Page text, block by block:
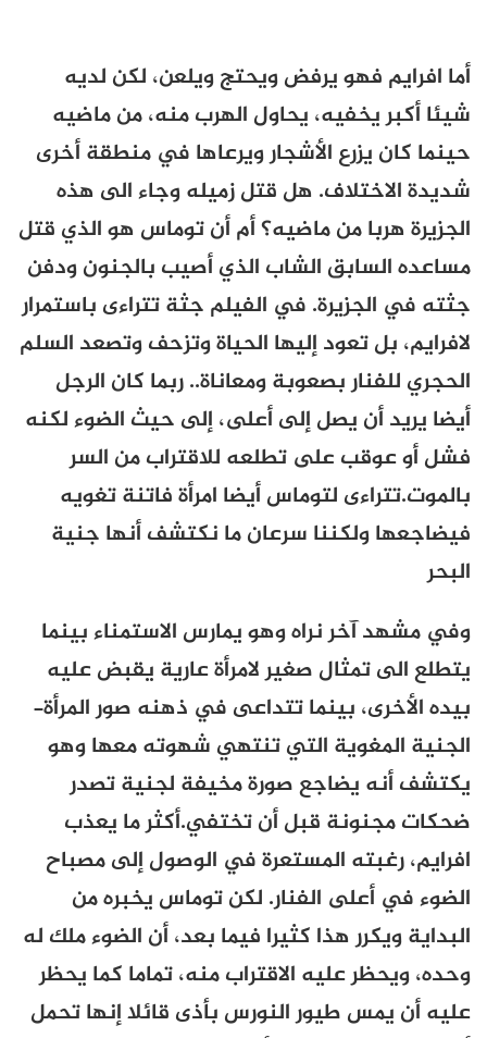
أما افرايم فهو يرفض ويحتج ويلعن، لكن لديه
شيئا أكبر يخفيه، يحاول الهرب منه، من ماضيه
حينما كان يزرع الأشجار ويرعاها في منطقة أخرى
شديدة الاختلاف. هل قتل زميله وجاء الى هذه
الجزيرة هربا من ماضيه؟ أم أن توماس هو الذي قتل
مساعده السابق الشاب الذي أصيب بالجنون ودفن
جثته في الجزيرة. في الفيلم جثة تتراءى باستمرار
لافرايم، بل تعود إليها الحياة وتزحف وتصعد السلم
الحجري للفنار بصعوبة ومعاناة.. ربما كان الرجل
أيضا يريد أن يصل إلى أعلى، إلى حيث الضوء لكنه
فشل أو عوقب على تطلعه للاقتراب من السر
بالموت.تتراءى لتوماس أيضا امرأة فاتنة تغويه
فيضاجعها ولكننا سرعان ما نكتشف أنها جنية
البحر
وفي مشهد آخر نراه وهو يمارس الاستمناء بينما
يتطلع الى تمثال صغير لامرأة عارية يقبض عليه
بيده الأخرى، بينما تتداعى في ذهنه صور المرأة-
الجنية المغوية التي تنتهي شهوته معها وهو
يكتشف أنه يضاجع صورة مخيفة لجنية تصدر
ضحكات مجنونة قبل أن تختفي.أكثر ما يعذب
افرايم، رغبته المستعرة في الوصول إلى مصباح
الضوء في أعلى الفنار. لكن توماس يخبره من
البداية ويكرر هذا كثيرا فيما بعد، أن الضوء ملك له
وحده، ويحظر عليه الاقتراب منه، تماما كما يحظر
عليه أن يمس طيور النورس بأذى قائلا إنها تحمل